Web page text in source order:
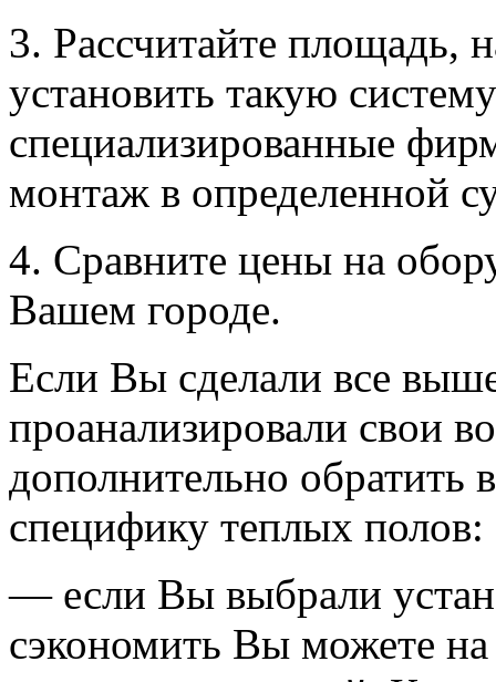
3. Рассчитайте площадь,
установить такую
специализированные
монтаж в определенной
4. Сравните цены на
Вашем городе.
Если Вы сделали все
проанализировали свои
дополнительно
специфику теплых полов:
— если Вы выбрали
сэкономить Вы можете на